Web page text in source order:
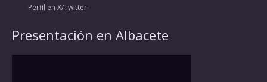
Perfil en X/Twitter
Presentación en Albacete